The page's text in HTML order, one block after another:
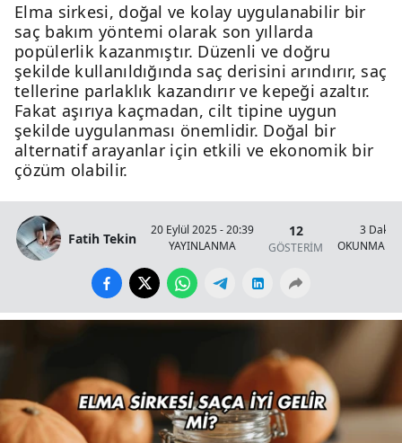
Elma sirkesi, doğal ve kolay uygulanabilir bir
saç bakım yöntemi olarak son yıllarda
popülerlik kazanmıştır. Düzenli ve doğru
şekilde kullanıldığında saç derisini arındırır, saç
tellerine parlaklık kazandırır ve kepeği azaltır.
Fakat aşırıya kaçmadan, cilt tipine uygun
şekilde uygulanması önemlidir. Doğal bir
alternatif arayanlar için etkili ve ekonomik bir
çözüm olabilir.
Fatih Tekin
20 Eylül 2025 - 20:39
YAYINLANMA
12
GÖSTERİM
3 Dakika
OKUNMA